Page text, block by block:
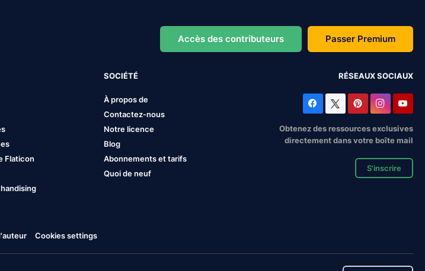
Accès des contributeurs Passer Premium
Flaticon
SOCIÉTÉ
À propos de
Contactez-nous
Notre licence
Blog
Abonnements et tarifs
Quoi de neuf
RÉSEAUX SOCIAUX
Obtenez des ressources exclusives
directement dans votre boîte mail
S'inscrire
Cookies settings